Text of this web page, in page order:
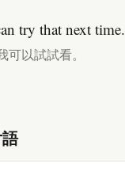
try that next time.
以試試看。